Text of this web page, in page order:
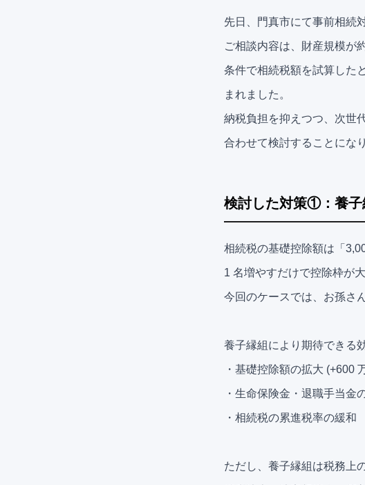
先日、門真市にて事前相続
ご相談内容は、財産規模が
条件で相続税額を試算した
まれました。
納税負担を抑えつつ、次世
合わせて検討することにな
検討した対策①：養子
相続税の基礎控除額は「
1 名増やすだけで控除枠が
今回のケースでは、お孫さ
養子縁組により期待できる
・基礎控除額の拡大 (+600
・生命保険金・退職手当金
・相続税の累進税率の緩和
ただし、養子縁組は税務上